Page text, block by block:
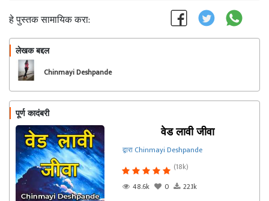
हे पुस्तक सामायिक करा:
लेखक बद्दल
Chinmayi Deshpande
पूर्ण कादंबरी
वेड लावी जीवा
द्वारा Chinmayi Deshpande
(18k)
48.6k
0 22.1k